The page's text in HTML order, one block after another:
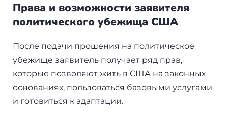
Права и возможности заявителя
политического убежища США
После подачи прошения на политическое
убежище заявитель получает ряд прав,
которые позволяют жить в США на законных
основаниях, пользоваться базовыми услугами
и готовиться к адаптации.